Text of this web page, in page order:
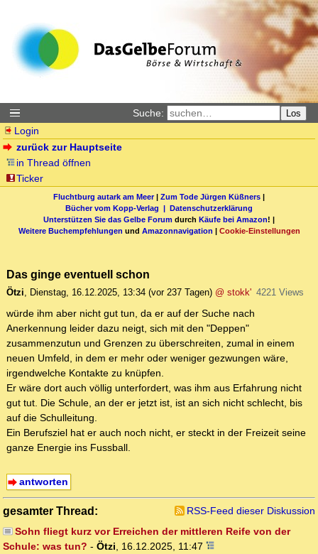
Suche: Los
Login
zurück zur Hauptseite
in Thread öffnen
Ticker
Fluchtburg autark am Meer| Zum Tode Jürgen Küßners |
Bücher vom Kopp-Verlag | Datenschutzerklärung
Unterstützen Sie das Gelbe Forum durch Käufe bei Amazon! |
Weitere Buchempfehlungen und Amazonnavigation | Cookie-Einstellungen
Das ginge eventuell schon
Ötzi, Dienstag, 16.12.2025, 13:34 (vor 237 Tagen) @ stokk' 4221 Views
würde ihm aber nicht gut tun, da er auf der Suche nach
Anerkennung leider dazu neigt, sich mit den "Deppen"
zusammenzutun und Grenzen zu überschreiten, zumal in einem
neuen Umfeld, in dem er mehr oder weniger gezwungen wäre,
irgendwelche Kontakte zu knüpfen.
Er wäre dort auch völlig unterfordert, was ihm aus Erfahrung nicht
gut tut. Die Schule, an der er jetzt ist, ist an sich nicht schlecht, bis
auf die Schulleitung.
Ein Berufsziel hat er auch noch nicht, er steckt in der Freizeit seine
ganze Energie ins Fussball.
antworten
gesamter Thread:
RSS-Feed dieser Diskussion
Sohn fliegt kurz vor Erreichen der mittleren Reife von der
Schule: was tun? - Ötzi, 16.12.2025, 11:47